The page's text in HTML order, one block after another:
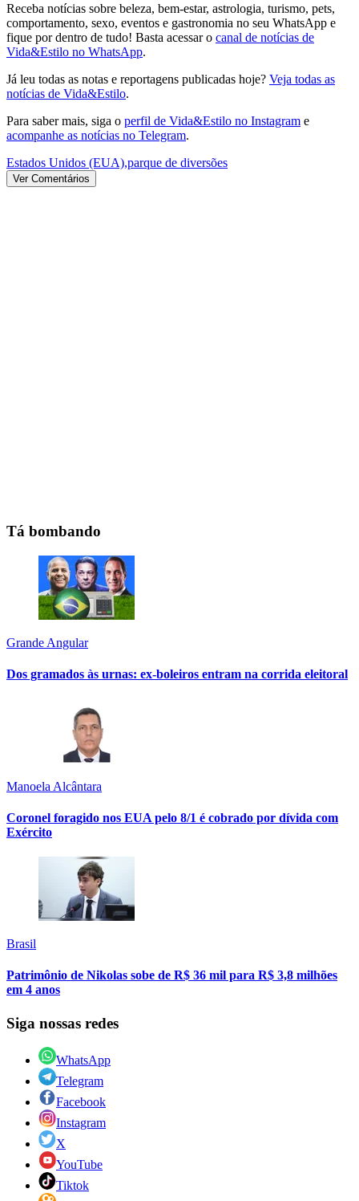
Receba notícias sobre beleza, bem-estar, astrologia, turismo, pets,
comportamento, sexo, eventos e gastronomia no seu WhatsApp e
fique por dentro de tudo! Basta acessar o canal de notícias de
Vida&Estilo no WhatsApp.
Já leu todas as notas e reportagens publicadas hoje? Veja todas as
notícias de Vida&Estilo.
Para saber mais, siga o perfil de Vida&Estilo no Instagram e
acompanhe as notícias no Telegram.
Estados Unidos (EUA),parque de diversões
Ver Comentários
Tá bombando
Grande Angular
Dos gramados às urnas: ex-boleiros entram na corrida eleitoral
Manoela Alcântara
Coronel foragido nos EUA pelo 8/1 é cobrado por dívida com
Exército
Brasil
Patrimônio de Nikolas sobe de R$ 36 mil para R$ 3,8 milhões
em 4 anos
Siga nossas redes
WhatsApp
Telegram
Facebook
Instagram
X
YouTube
Tiktok